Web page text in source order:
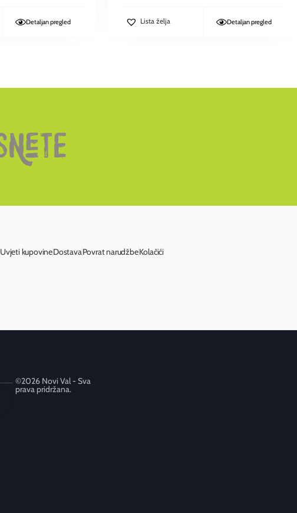
Detaljan pregled Lista želja Detaljan pregled
Uvjeti kupovineDostavaPovrat narudžbeKolačići
©2026 Novi Val - Sva
prava pridržana.